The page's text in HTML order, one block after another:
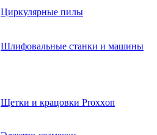
Циркулярные пилы
Шлифовальные станки и машины
Щетки и крацовки Proxxon